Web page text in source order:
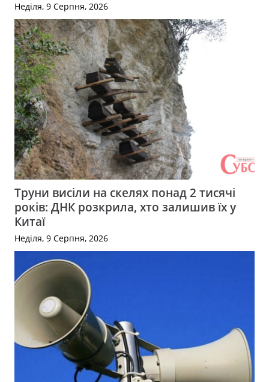
Неділя, 9 Серпня, 2026
Труни висіли на скелях понад 2 тисячі
років: ДНК розкрила, хто залишив їх у
Китаї
Неділя, 9 Серпня, 2026